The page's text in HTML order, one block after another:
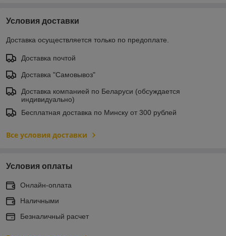
Условия доставки
Доставка осуществляется только по предоплате.
Доставка почтой
Доставка "Самовывоз"
Доставка компанией по Беларуси (обсуждается
индивидуально)
Бесплатная доставка по Минску от 300 рублей
Все условия доставки
Условия оплаты
Онлайн-оплата
Наличными
Безналичный расчет